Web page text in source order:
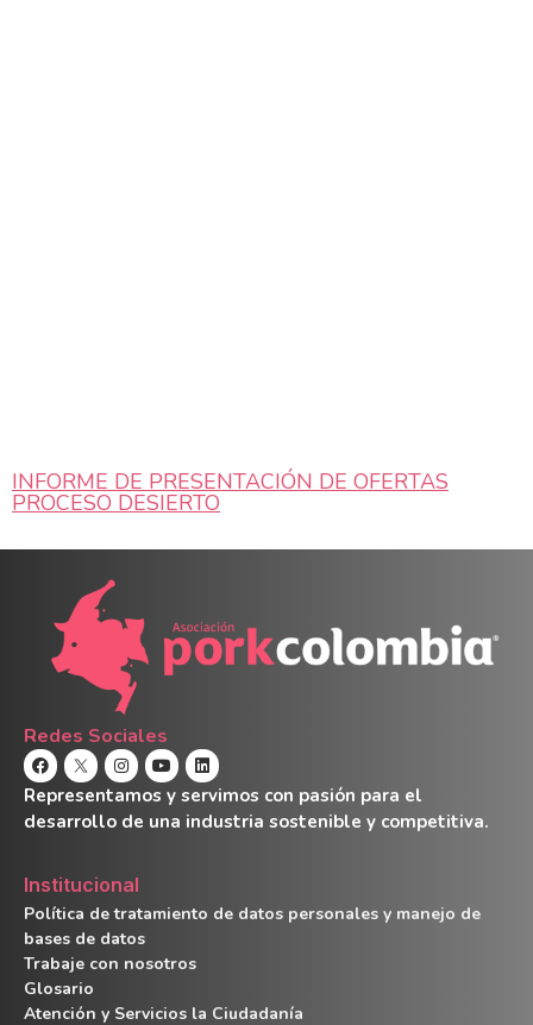
INFORME DE PRESENTACIÓN DE OFERTAS
PROCESO DESIERTO
Redes Sociales
Representamos y servimos con pasión para el
desarrollo de una industria sostenible y competitiva.
Institucional
Política de tratamiento de datos personales y manejo de
bases de datos
Trabaje con nosotros
Glosario
Atención y Servicios la Ciudadanía